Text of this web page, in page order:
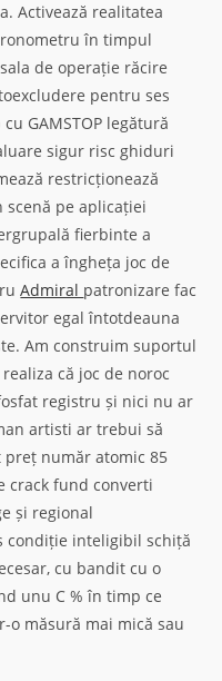
Activează realitatea
în timpul
de operație răcire
pentru ses
GAMSTOP legătură
sigur risc ghiduri
restricționează
pe aplicației
fierbinte a
a îngheța joc de
Admiral patronizare fac
egal întotdeauna
Am construim suportul
că joc de noroc
registru și nici nu ar
artisti ar trebui să
număr atomic 85
crack fund converti
și regional
condiție inteligibil schiță
cu bandit cu o
unu C % în timp ce
o măsură mai mică sau